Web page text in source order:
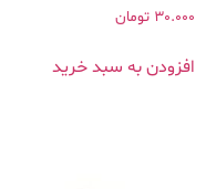
30.000 تومان
افزودن به سبد خرید